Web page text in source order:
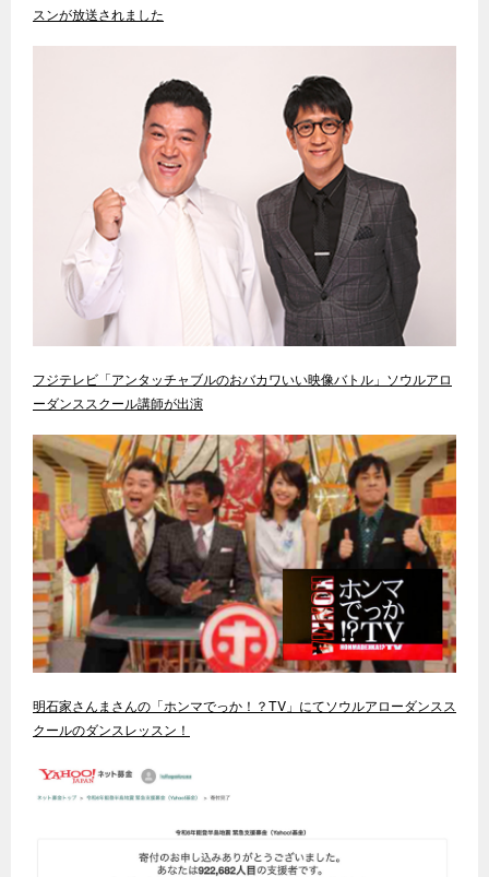
スンが放送されました
フジテレビ「アンタッチャブルのおバカワいい映像バトル」ソウルアロ
ーダンススクール講師が出演
明石家さんまさんの「ホンマでっか！？TV」にてソウルアローダンスス
クールのダンスレッスン！